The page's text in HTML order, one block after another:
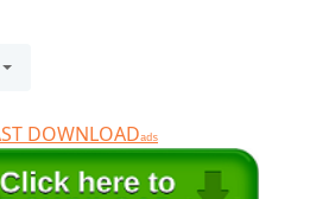
DOWNLOADads